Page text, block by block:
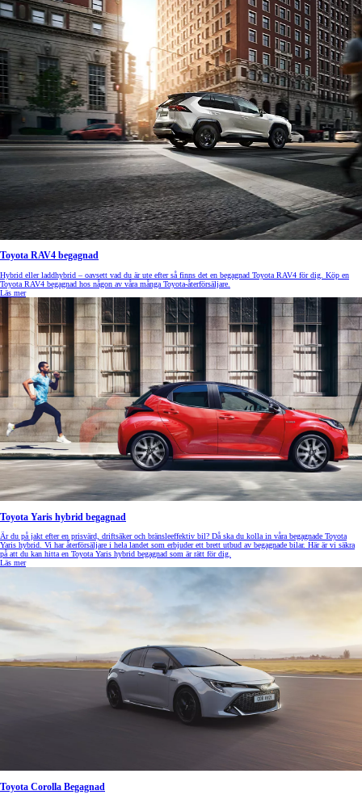
Toyota RAV4 begagnad
Hybrid eller laddhybrid – oavsett vad du är ute efter så finns det en begagnad Toyota RAV4 för dig. Köp en
Toyota RAV4 begagnad hos någon av våra många Toyota-återförsäljare.
Läs mer
Toyota Yaris hybrid begagnad
Är du på jakt efter en prisvärd, driftsäker och bränsleeffektiv bil? Då ska du kolla in våra begagnade Toyota
Yaris hybrid. Vi har återförsäljare i hela landet som erbjuder ett brett utbud av begagnade bilar. Här är vi säkra
på att du kan hitta en Toyota Yaris hybrid begagnad som är rätt för dig.
Läs mer
Toyota Corolla Begagnad